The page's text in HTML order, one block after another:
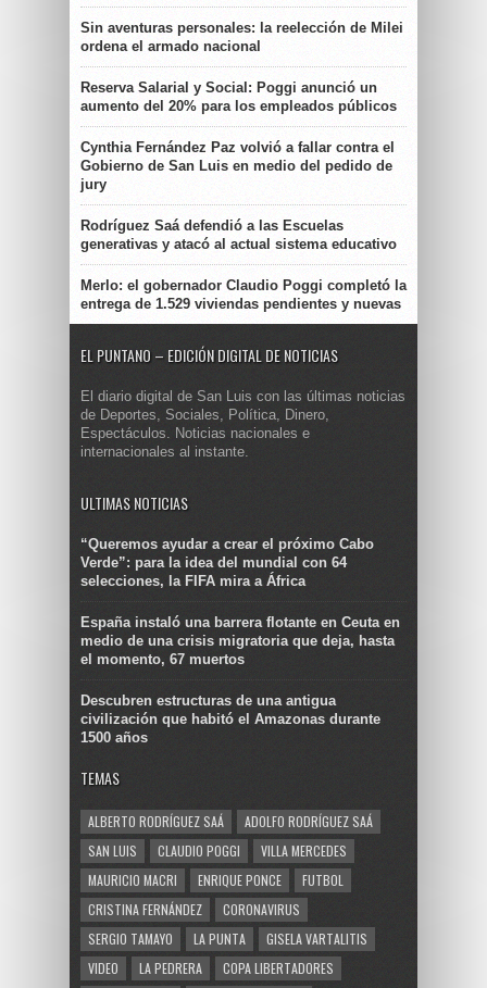
Sin aventuras personales: la reelección de Milei
ordena el armado nacional
Reserva Salarial y Social: Poggi anunció un
aumento del 20% para los empleados públicos
Cynthia Fernández Paz volvió a fallar contra el
Gobierno de San Luis en medio del pedido de
jury
Rodríguez Saá defendió a las Escuelas
generativas y atacó al actual sistema educativo
Merlo: el gobernador Claudio Poggi completó la
entrega de 1.529 viviendas pendientes y nuevas
EL PUNTANO – EDICIÓN DIGITAL DE NOTICIAS
El diario digital de San Luis con las últimas noticias
de Deportes, Sociales, Política, Dinero,
Espectáculos. Noticias nacionales e
internacionales al instante.
ULTIMAS NOTICIAS
“Queremos ayudar a crear el próximo Cabo
Verde”: para la idea del mundial con 64
selecciones, la FIFA mira a África
España instaló una barrera flotante en Ceuta en
medio de una crisis migratoria que deja, hasta
el momento, 67 muertos
Descubren estructuras de una antigua
civilización que habitó el Amazonas durante
1500 años
TEMAS
ALBERTO RODRÍGUEZ SAÁ
ADOLFO RODRÍGUEZ SAÁ
SAN LUIS
CLAUDIO POGGI
VILLA MERCEDES
MAURICIO MACRI
ENRIQUE PONCE
FUTBOL
CRISTINA FERNÁNDEZ
CORONAVIRUS
SERGIO TAMAYO
LA PUNTA
GISELA VARTALITIS
VIDEO
LA PEDRERA
COPA LIBERTADORES